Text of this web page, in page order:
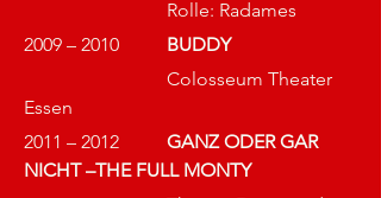
			Rolle: Radames
BUDDY
Essen
GANZ ODER GAR
NICHT –THE FULL MONTY